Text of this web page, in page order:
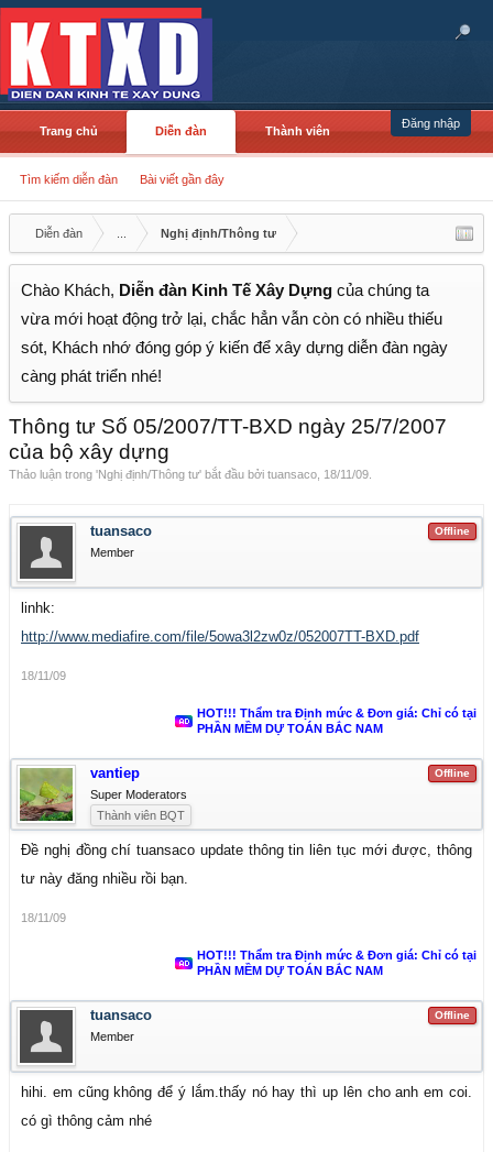
Đăng nhập
Trang chủ Diễn đàn
Tìm kiếm diễn đàn Bài viết gần đây
Thành viên
Diễn đàn Nghị định/Thông tư
Chào Khách, Diễn đàn Kinh Tế Xây Dựng của chúng ta
vừa mới hoạt động trở lại, chắc hẳn vẫn còn có nhiều thiếu
sót, Khách nhớ đóng góp ý kiến để xây dựng diễn đàn ngày
càng phát triển nhé!
Thông tư Số 05/2007/TT-BXD ngày 25/7/2007
của bộ xây dựng
Thảo luận trong 'Nghị định/Thông tư' bắt đầu bởi tuansaco 18/11/09
Offline
tuansaco
Member
linhk:
http://www.mediafire.com/file/5owa3l2zw0z/052007TT-BXD.pdf
18/11/09
HOT!!! Thẩm tra Định mức & Đơn giá: Chỉ có tại
PHẦN MỀM DỰ TOÁN BẮC NAM
Offline
vantiep
Super Moderators
Thành viên BQT
Đề nghị đồng chí tuansaco update thông tin liên tục mới được, thông
tư này đăng nhiều rồi bạn.
18/11/09
HOT!!! Thẩm tra Định mức & Đơn giá: Chỉ có tại
PHẦN MỀM DỰ TOÁN BẮC NAM
Offline
tuansaco
Member
hihi. em cũng không để ý lắm.thấy nó hay thì up lên cho anh em coi.
có gì thông cảm nhé